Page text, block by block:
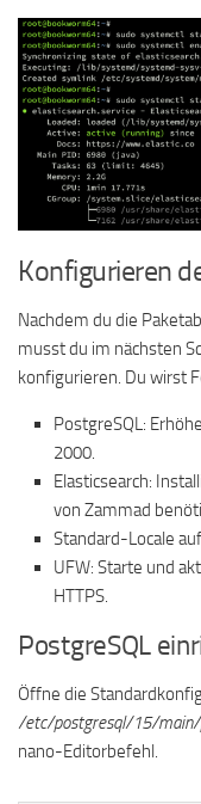
Konfigurieren
Nachdem du die
musst du im nächsten
konfigurieren. Du wirst
PostgreSQL:
2000.
Elasticsearch:
von Zammad
Standard-Locale
UFW: Starte und
HTTPS.
PostgreSQL
Öffne die
/etc/postgresql/15/main/
nano-Editorbefehl.